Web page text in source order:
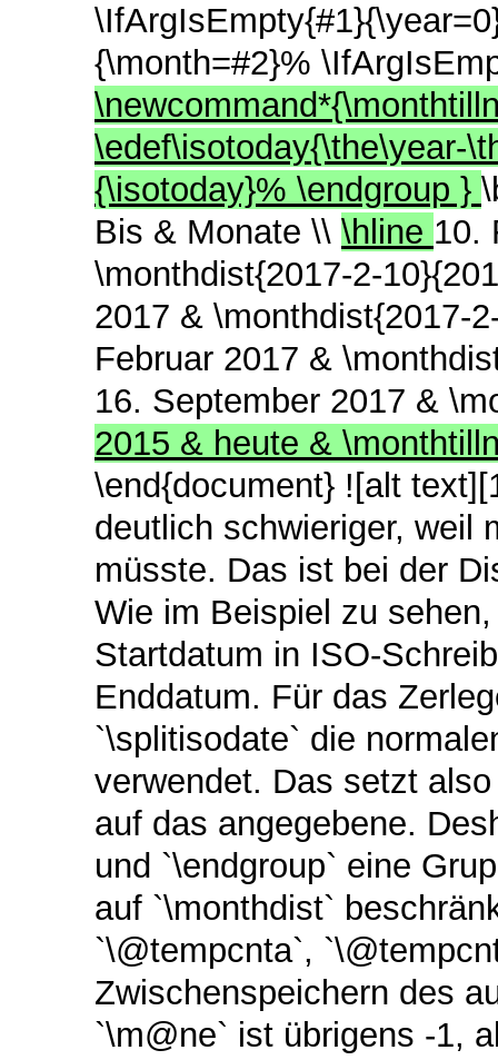
{\month=#2}%
\edef\isotoday{\the\year-
{\isotoday}% \endgroup }
Bis & Monate \\ \hline 10.
\monthdist{2017-2-
2017 & \monthdist{2017-
Februar 2017 &
16. September 2017 &
2015 & heute &
\end{document} ![alt
deutlich schwieriger, weil
müsste. Das ist bei der
Wie im Beispiel zu
Startdatum in ISO-
Enddatum. Für das
`\splitisodate` die
verwendet. Das setzt
auf das angegebene.
und `\endgroup` eine
auf `\monthdist`
`\@tempcnta`,
Zwischenspeichern des
`\m@ne` ist übrigens -1,